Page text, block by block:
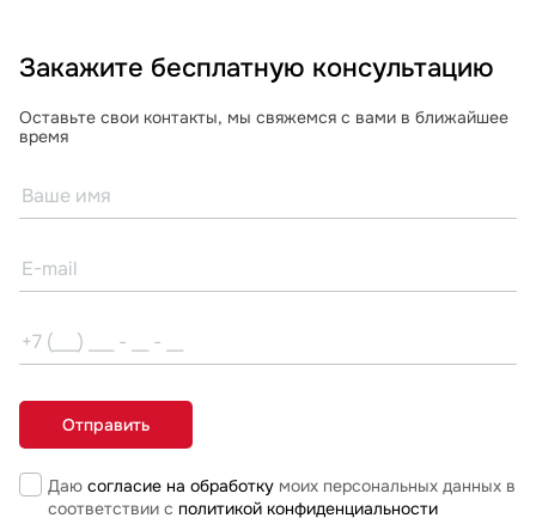
Закажите бесплатную консультацию
Оставьте свои контакты, мы свяжемся с вами в ближайшее
время
Даю согласие на обработкумоих персональных данных в
соответствии с политикой конфиденциальности